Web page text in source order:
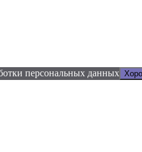
персональных данных